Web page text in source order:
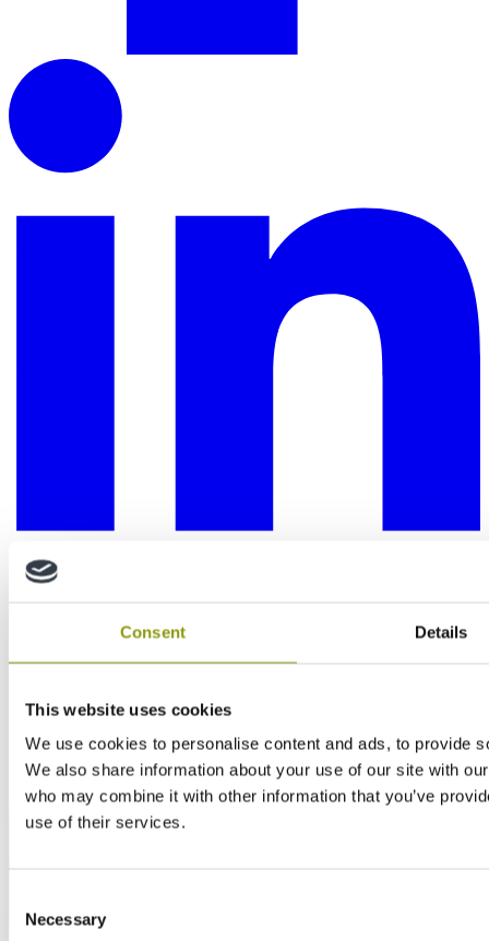
Consent Details
This website uses cookies
We use cookies to personalise content and ads, to provide
We also share information about your use of our site with
who may combine it with other information that you’ve
use of their services.
Selection
Necessary